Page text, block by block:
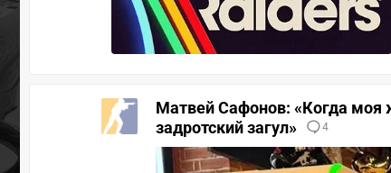
Матвей Сафонов: «Когда моя
задротский загул»
4